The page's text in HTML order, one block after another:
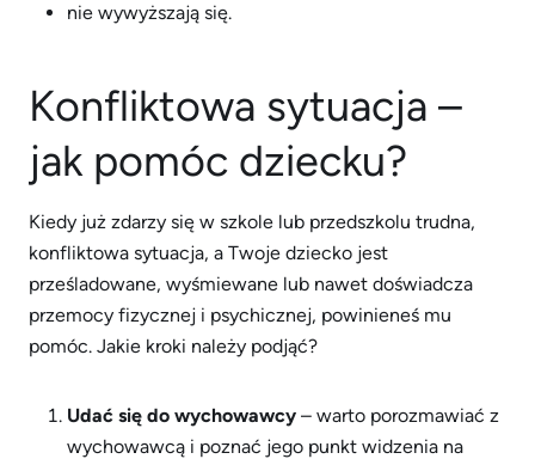
nie wywyższają się.
Konfliktowa sytuacja –
jak pomóc dziecku?
Kiedy już zdarzy się w szkole lub przedszkolu trudna,
konfliktowa sytuacja, a Twoje dziecko jest
prześladowane, wyśmiewane lub nawet doświadcza
przemocy fizycznej i psychicznej, powinieneś mu
pomóc. Jakie kroki należy podjąć?
Udać się do wychowawcy – warto porozmawiać z
wychowawcą i poznać jego punkt widzenia na